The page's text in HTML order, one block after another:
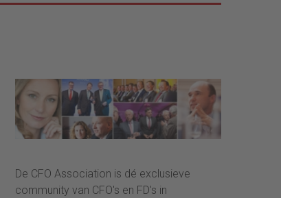
De CFO Association is dé exclusieve
community van CFO's en FD's in